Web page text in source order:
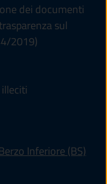
dei documenti
sul
2019)
Inferiore (BS)